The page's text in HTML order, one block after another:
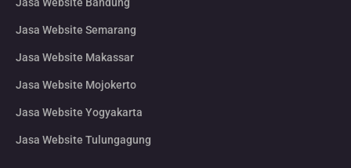
Jasa Website Semarang
Jasa Website Makassar
Jasa Website Mojokerto
Jasa Website Yogyakarta
Jasa Website Tulungagung